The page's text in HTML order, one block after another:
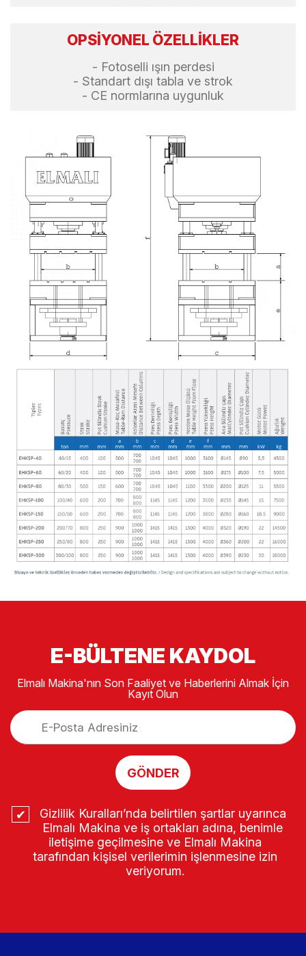
OPSİYONEL ÖZELLİKLER
- Fotoselli ışın perdesi
- Standart dışı tabla ve strok
- CE normlarına uygunluk
E-BÜLTENE KAYDOL
Elmalı Makina'nın Son Faaliyet ve Haberlerini Almak İçin
Kayıt Olun
GÖNDER
Gizlilik Kuralları’nda belirtilen şartlar uyarınca
Elmalı Makina ve iş ortakları adına, benimle
iletişime geçilmesine ve Elmalı Makina
tarafından kişisel verilerimin işlenmesine izin
veriyorum.